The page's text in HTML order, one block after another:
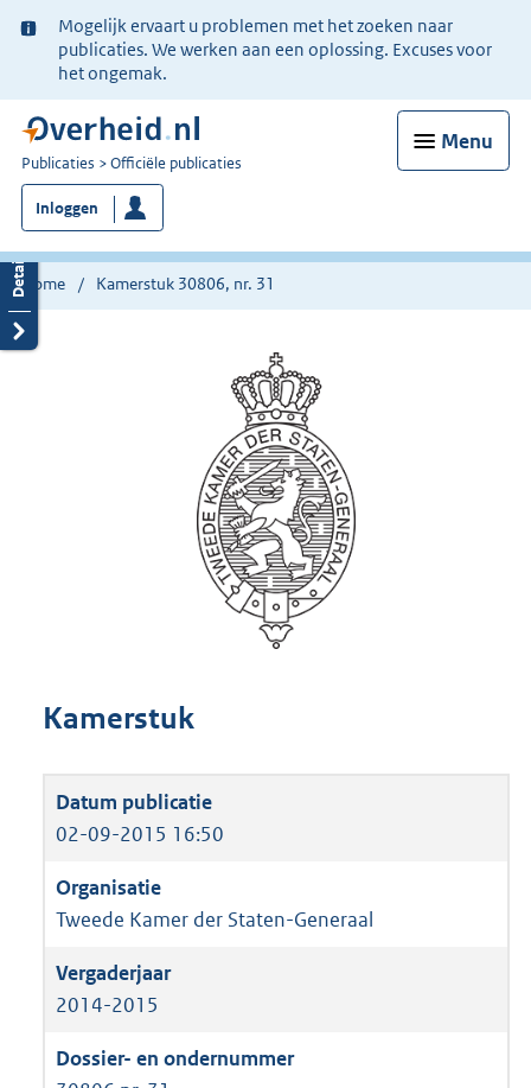
Ter
informatie:
Mogelijk ervaart u problemen met het zoeken naar
publicaties. We werken aan een oplossing. Excuses voor
het ongemak.
Menu
U
bent
nu
hier:
Publicaties Officiële publicaties
Inloggen
Home Kamerstuk 30806, nr. 31
Kamerstuk
02-09-2015 16:50
Tweede Kamer der Staten-Generaal
2014-2015